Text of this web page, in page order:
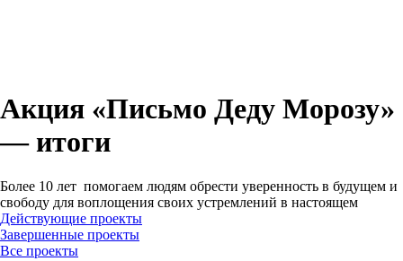
Акция «Письмо Деду Морозу»
— итоги
Более 10 лет помогаем людям обрести уверенность в будущем и
свободу для воплощения своих устремлений в настоящем
Действующие проекты
Завершенные проекты